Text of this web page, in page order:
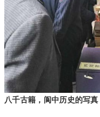
八千古籍，阆中历史的写真